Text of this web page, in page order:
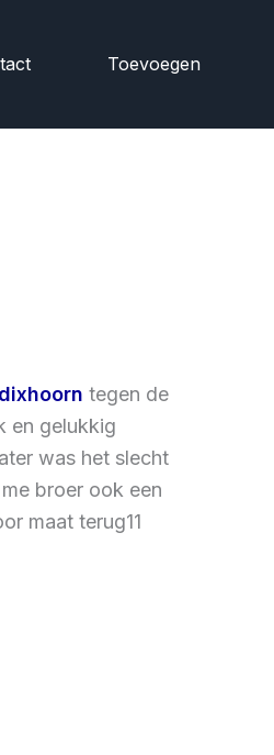
Toevoegen
tegen de
en gelukkig
was het slecht
broer ook een
maat terug11